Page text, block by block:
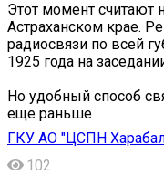
Этот момент считают
Астраханском крае.
радиосвязи по всей
1925 года на
Но удобный способ
еще раньше
ГКУ АО "ЦСПН
102